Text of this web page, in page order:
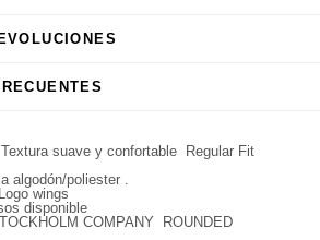
suave y confortable Regular Fit
algodón/poliester .
wings
disponible
COMPANY ROUNDED